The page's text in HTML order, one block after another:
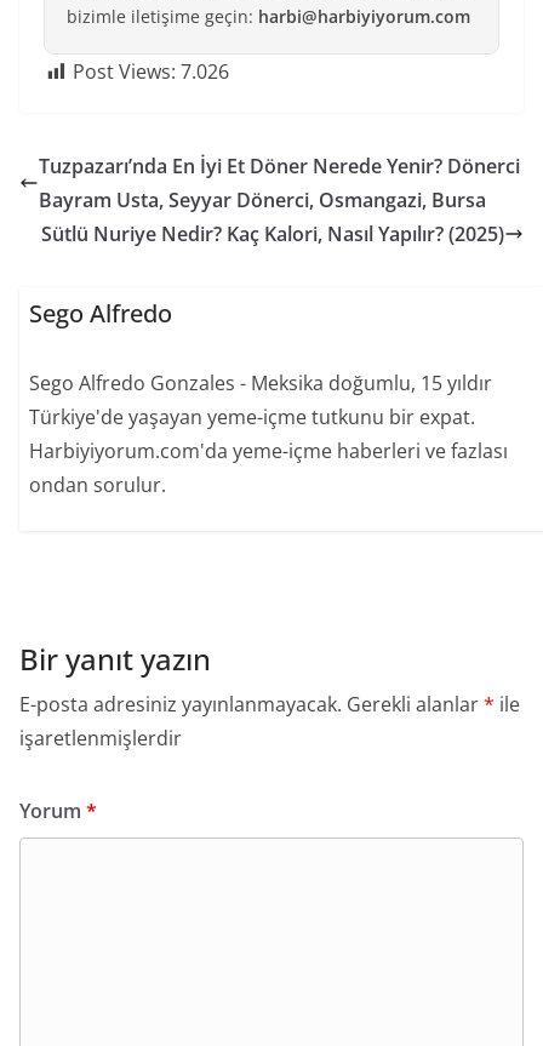
bizimle iletişime geçin: harbi@harbiyiyorum.com
Post Views: 7.026
Tuzpazarı’nda En İyi Et Döner Nerede Yenir? Dönerci
Bayram Usta, Seyyar Dönerci, Osmangazi, Bursa
Sütlü Nuriye Nedir? Kaç Kalori, Nasıl Yapılır? (2025)
Sego Alfredo
Sego Alfredo Gonzales - Meksika doğumlu, 15 yıldır
Türkiye'de yaşayan yeme-içme tutkunu bir expat.
Harbiyiyorum.com'da yeme-içme haberleri ve fazlası
ondan sorulur.
Bir yanıt yazın
E-posta adresiniz yayınlanmayacak. Gerekli alanlar* ile
işaretlenmişlerdir
Yorum *